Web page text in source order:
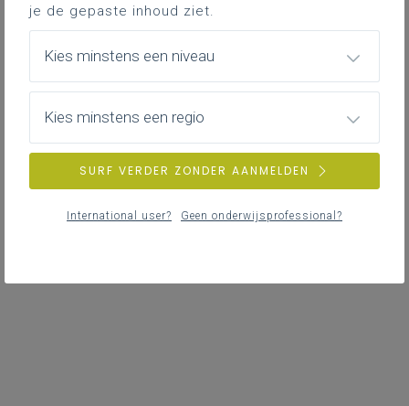
je de gepaste inhoud ziet.
Kies minstens een niveau
Kies minstens een regio
SURF VERDER ZONDER AANMELDEN
International user? Geen onderwijsprofessional?